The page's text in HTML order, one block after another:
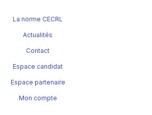
La norme CECRL
Actualités
Contact
Espace candidat
Espace partenaire
Mon compte